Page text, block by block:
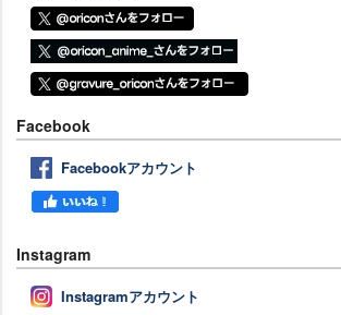
Facebook
Facebookアカウント
Instagram
Instagramアカウント